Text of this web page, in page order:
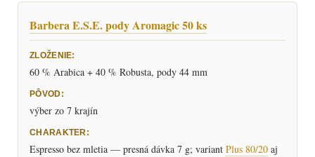
Barbera E.S.E. pody Aromagic 50 ks
60 % Arabica + 40 % Robusta, pody 44 mm
výber zo 7 krajín
Espresso bez mletia — presná dávka 7 g; variant Plus 80/20 aj